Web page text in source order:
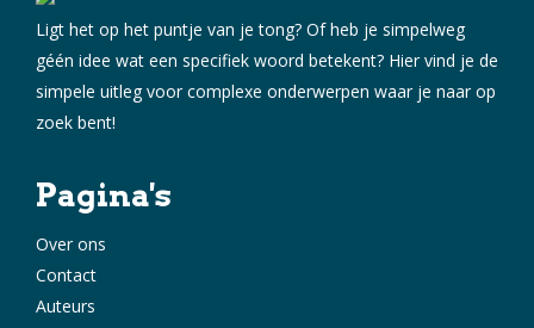
Ligt het op het puntje van je tong? Of heb je simpelweg
géén idee wat een specifiek woord betekent? Hier vind je de
simpele uitleg voor complexe onderwerpen waar je naar op
zoek bent!
Pagina's
Over ons
Contact
Auteurs